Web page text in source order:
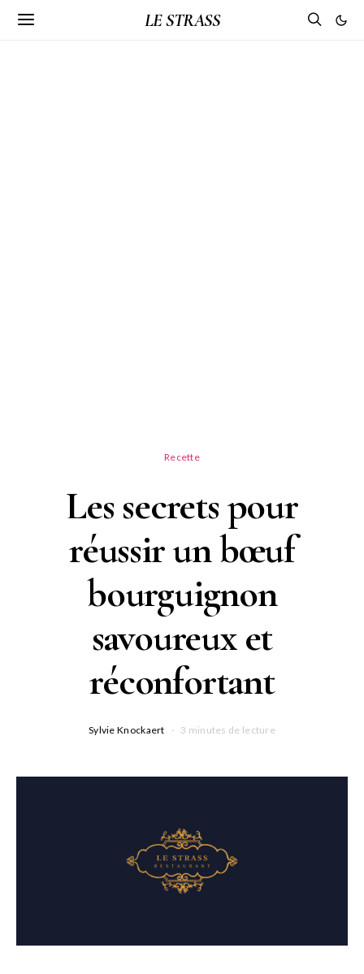
LE STRASS
Recette
Les secrets pour
réussir un bœuf
bourguignon
savoureux et
réconfortant
Sylvie Knockaert 3 minutes de lecture